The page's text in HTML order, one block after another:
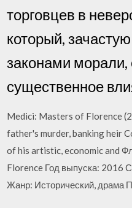
торговцев в
который,
законами морали,
существенное
Medici: Masters of Florence
father's murder, banking heir
of his artistic, economic and
Florence Год выпуска: 2016
Жанр: Исторический, драма